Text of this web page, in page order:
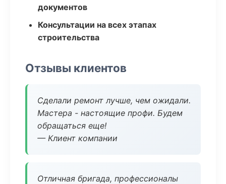
документов
Консультации на всех этапах
строительства
Отзывы клиентов
Сделали ремонт лучше, чем ожидали.
Мастера - настоящие профи. Будем
обращаться еще!
— Клиент компании
Отличная бригада, профессионалы